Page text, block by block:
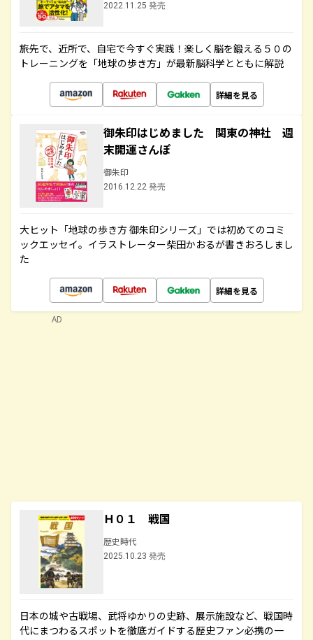
2022.11.25 発売
旅先で、近所で、自宅で今すぐ実践！楽しく脳を鍛える５０の
トレーニングを「地球の歩き方」が最新脳科学とともに解説
詳細を見る
御朱印はじめました 関東の神社 週
末開運さんぽ
御朱印
2016.12.22 発売
大ヒット「地球の歩き方 御朱印シリーズ」では初めてのコミ
ックエッセイ。イラストレーター柴田かおるが書きおろしまし
た
詳細を見る
Ｈ０１ 戦国
歴史時代
2025.10.23 発売
日本の城や古戦場、武将ゆかりの史跡、展示施設など、戦国時
代にまつわるスポットを徹底ガイドする歴史ファン必携の一
AD